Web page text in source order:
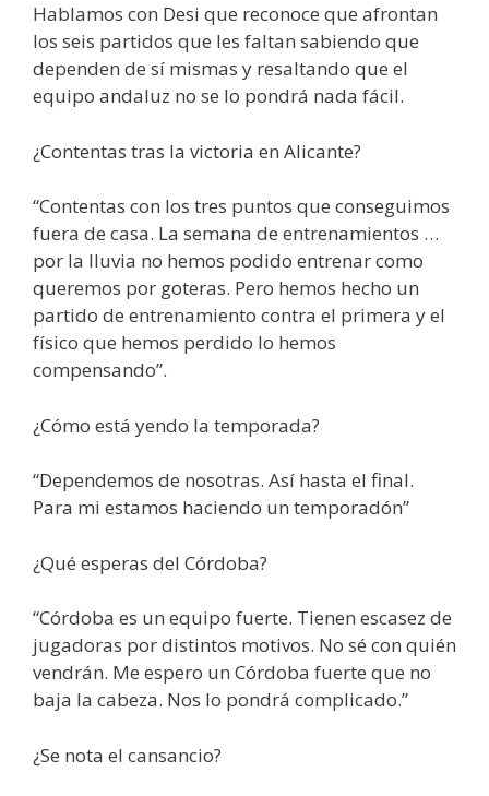
Hablamos con Desi que reconoce que afrontan
los seis partidos que les faltan sabiendo que
dependen de sí mismas y resaltando que el
equipo andaluz no se lo pondrá nada fácil.
¿Contentas tras la victoria en Alicante?
“Contentas con los tres puntos que conseguimos
fuera de casa. La semana de entrenamientos …
por la lluvia no hemos podido entrenar como
queremos por goteras. Pero hemos hecho un
partido de entrenamiento contra el primera y el
físico que hemos perdido lo hemos
compensando”.
¿Cómo está yendo la temporada?
“Dependemos de nosotras. Así hasta el final.
Para mi estamos haciendo un temporadón”
¿Qué esperas del Córdoba?
“Córdoba es un equipo fuerte. Tienen escasez de
jugadoras por distintos motivos. No sé con quién
vendrán. Me espero un Córdoba fuerte que no
baja la cabeza. Nos lo pondrá complicado.”
¿Se nota el cansancio?